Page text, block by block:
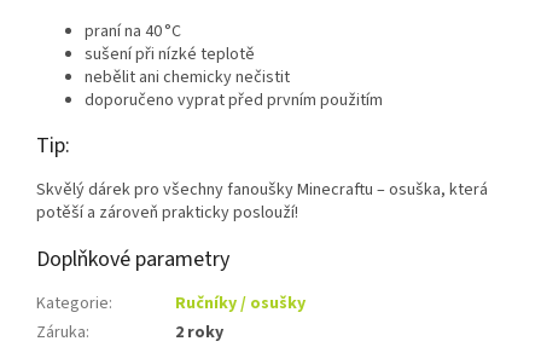
praní na 40 °C
sušení při nízké teplotě
nebělit ani chemicky nečistit
doporučeno vyprat před prvním použitím
Tip:
Skvělý dárek pro všechny fanoušky Minecraftu – osuška, která
potěší a zároveň prakticky poslouží!
Doplňkové parametry
Kategorie:
Ručníky / osušky
Záruka:
2 roky